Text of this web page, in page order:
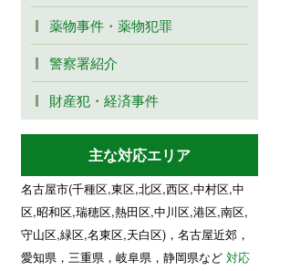
薬物事件・薬物犯罪
警察署紹介
財産犯・経済事件
主な対応エリア
名古屋市(千種区,東区,北区,西区,中村区,中
区,昭和区,瑞穂区,熱田区,中川区,港区,南区,
守山区,緑区,名東区,天白区)，名古屋近郊，
愛知県，三重県，岐阜県，静岡県など 対応